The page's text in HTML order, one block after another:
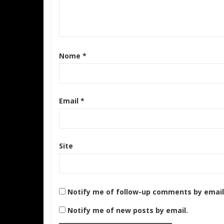
Nome *
Email *
Site
Notify me of follow-up comments by
Notify me of new posts by email.